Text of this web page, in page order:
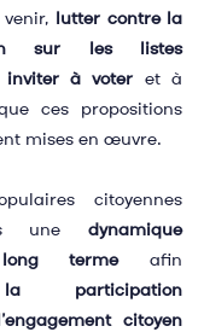
lutter contre la
sur les listes
inviter à voter et à
ces propositions
mises en œuvre.
citoyennes
une dynamique
terme afin
participation
citoyen